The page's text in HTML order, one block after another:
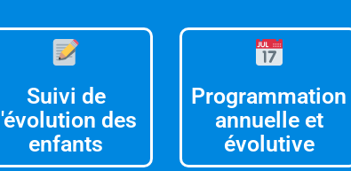
Suivi de
l'évolution des
enfants
Programmation
annuelle et
évolutive